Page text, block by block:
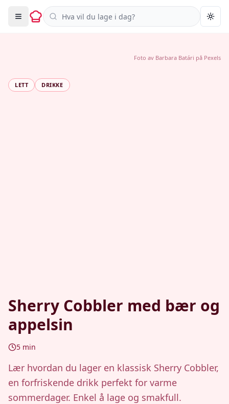
Søk i oppskrifter
LETT DRIKKE
Sherry Cobbler med bær og
appelsin
5 min
Lær hvordan du lager en klassisk Sherry Cobbler,
en forfriskende drikk perfekt for varme
sommerdager. Enkel å lage og smakfull.
Foto av Barbara Batári på Pexels